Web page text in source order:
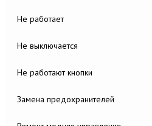
Не работает
Не выключается
Не работают кнопки
Замена предохранителей